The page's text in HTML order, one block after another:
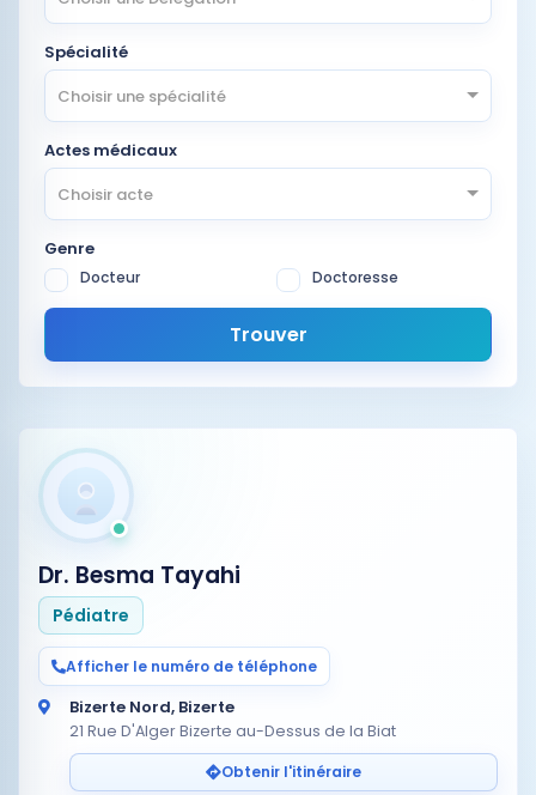
Spécialité
Choisir une spécialité
Actes médicaux
Choisir acte
Genre
Docteur Doctoresse
Trouver
Dr. Besma Tayahi
Pédiatre
Afficher le numéro de téléphone
Bizerte Nord, Bizerte
21 Rue D'Alger Bizerte au-Dessus de la Biat
Obtenir l'itinéraire